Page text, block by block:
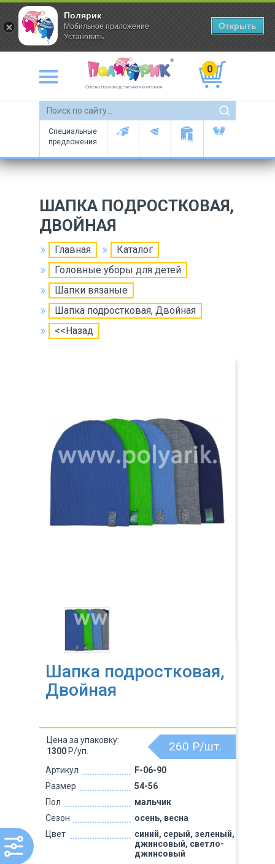
Оптово-производственная компания
0
Специальные
предложения
ШАПКА ПОДРОСТКОВАЯ,
ДВОЙНАЯ
Главная
Каталог
Головные уборы для детей
Шапки вязаные
Шапка подростковая, Двойная
<<Назад
Шапка подростковая,
Двойная
Артикул
F-06-90
Размер
54-56
Пол
мальчик
Сезон
осень, весна
Цвет
синий, серый, зеленый,
джинсовый, светло-
джинсовый
260 Р/шт.
Цена за упаковку:
1300 Р/уп.
Полярик
Мобильное приложение
Установить
Открыть